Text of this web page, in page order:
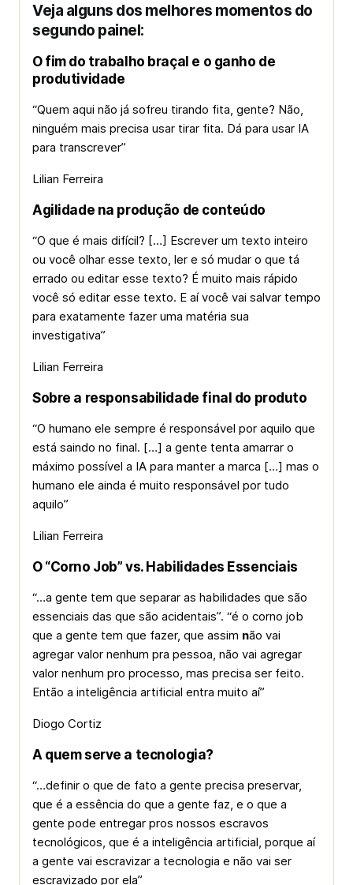
Veja alguns dos melhores momentos do
segundo painel:
O fim do trabalho braçal e o ganho de
produtividade
“Quem aqui não já sofreu tirando fita, gente? Não,
ninguém mais precisa usar tirar fita. Dá para usar IA
para transcrever”
Lilian Ferreira
Agilidade na produção de conteúdo
“O que é mais difícil? […] Escrever um texto inteiro
ou você olhar esse texto, ler e só mudar o que tá
errado ou editar esse texto? É muito mais rápido
você só editar esse texto. E aí você vai salvar tempo
para exatamente fazer uma matéria sua
investigativa”
Lilian Ferreira
Sobre a responsabilidade final do produto
“O humano ele sempre é responsável por aquilo que
está saindo no final. […] a gente tenta amarrar o
máximo possível a IA para manter a marca […] mas o
humano ele ainda é muito responsável por tudo
aquilo”
Lilian Ferreira
O “Corno Job” vs. Habilidades Essenciais
“…a gente tem que separar as habilidades que são
essenciais das que são acidentais”. “é o corno job
que a gente tem que fazer, que assim não vai
agregar valor nenhum pra pessoa, não vai agregar
valor nenhum pro processo, mas precisa ser feito.
Então a inteligência artificial entra muito aí”
Diogo Cortiz
A quem serve a tecnologia?
“…definir o que de fato a gente precisa preservar,
que é a essência do que a gente faz, e o que a
gente pode entregar pros nossos escravos
tecnológicos, que é a inteligência artificial, porque aí
a gente vai escravizar a tecnologia e não vai ser
escravizado por ela”